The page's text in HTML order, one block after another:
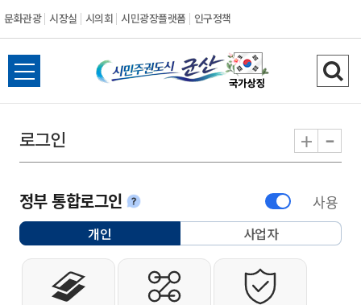
문화관광 시장실 시의회 시민광장플랫폼 인구정책
시민주권도시 군
전체메뉴 열기 검
로그인 + -
정부 통합로그인안내 사용
개인선택됨 사업자
개인사용자 로그인